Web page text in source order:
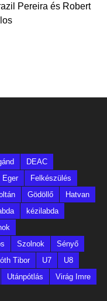
Pereira és Robert
DEAC
Eger
Felkészülés
Gödöllő
Hatvan
kézilabda
Szolnok
Sényő
Tibor U7
U8
Utánpótlás
Virág Imre